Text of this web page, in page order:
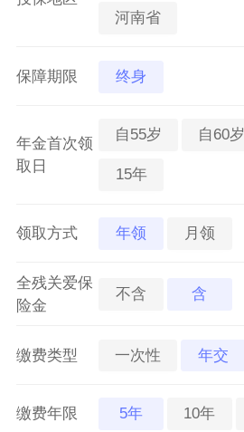
河南省
保障期限 终身
年金首次领
取日
自55岁 自60岁
15年
领取方式 年领 月领
全残关爱保
险金
不含 含
缴费类型 一次性 年交
缴费年限 5年 10年